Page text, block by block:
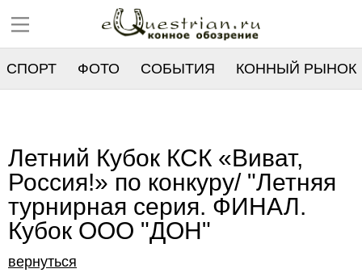
СПОРТ ФОТО СОБЫТИЯ КОННЫЙ РЫНОК
Летний Кубок КСК «Виват,
Россия!» по конкуру/ "Летняя
турнирная серия. ФИНАЛ.
Кубок ООО "ДОН"
вернуться